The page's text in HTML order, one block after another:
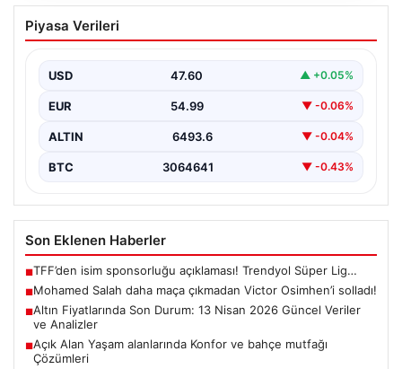
Mohamed Salah daha maça çıkmadan
Victor Osimhen’i solladı!
Piyasa Verileri
USD 47.60 ▲ +0.05%
EUR 54.99 ▼ -0.06%
ALTIN 6493.6 ▼ -0.04%
BTC 3064641 ▼ -0.43%
Son Eklenen Haberler
■TFF’den isim sponsorluğu açıklaması! Trendyol Süper Lig…
■Mohamed Salah daha maça çıkmadan Victor Osimhen’i solladı!
■Altın Fiyatlarında Son Durum: 13 Nisan 2026 Güncel Veriler
ve Analizler
■Açık Alan Yaşam alanlarında Konfor ve bahçe mutfağı
Çözümleri